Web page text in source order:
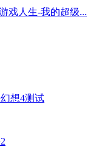
戏人生-我的超级...
想4测试